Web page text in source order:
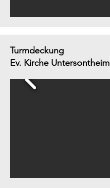
Turmdeckung
Ev. Kirche Untersontheim